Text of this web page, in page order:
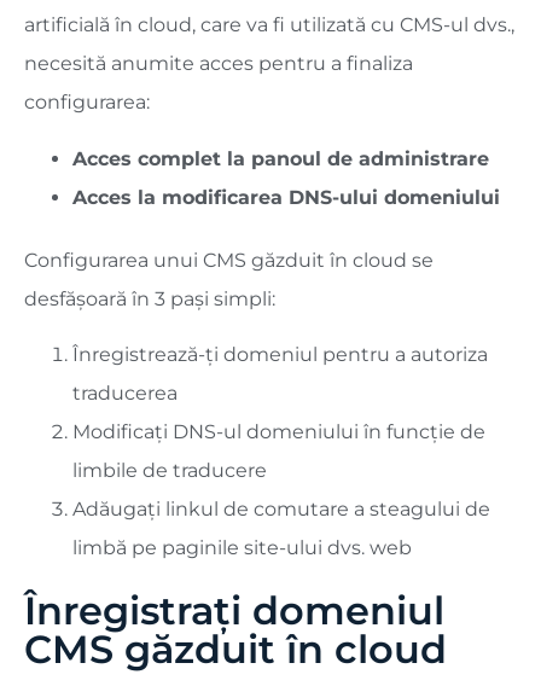
artificială în cloud, care va fi utilizată cu CMS-ul dvs.,
necesită anumite acces pentru a finaliza
configurarea:
Acces complet la panoul de administrare
Acces la modificarea DNS-ului domeniului
Configurarea unui CMS găzduit în cloud se
desfășoară în 3 pași simpli:
Înregistrează-ți domeniul pentru a autoriza
traducerea
Modificați DNS-ul domeniului în funcție de
limbile de traducere
Adăugați linkul de comutare a steagului de
limbă pe paginile site-ului dvs. web
Înregistrați domeniul
CMS găzduit în cloud